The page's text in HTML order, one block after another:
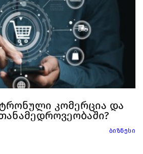
კომერცია და
ბიზნესი